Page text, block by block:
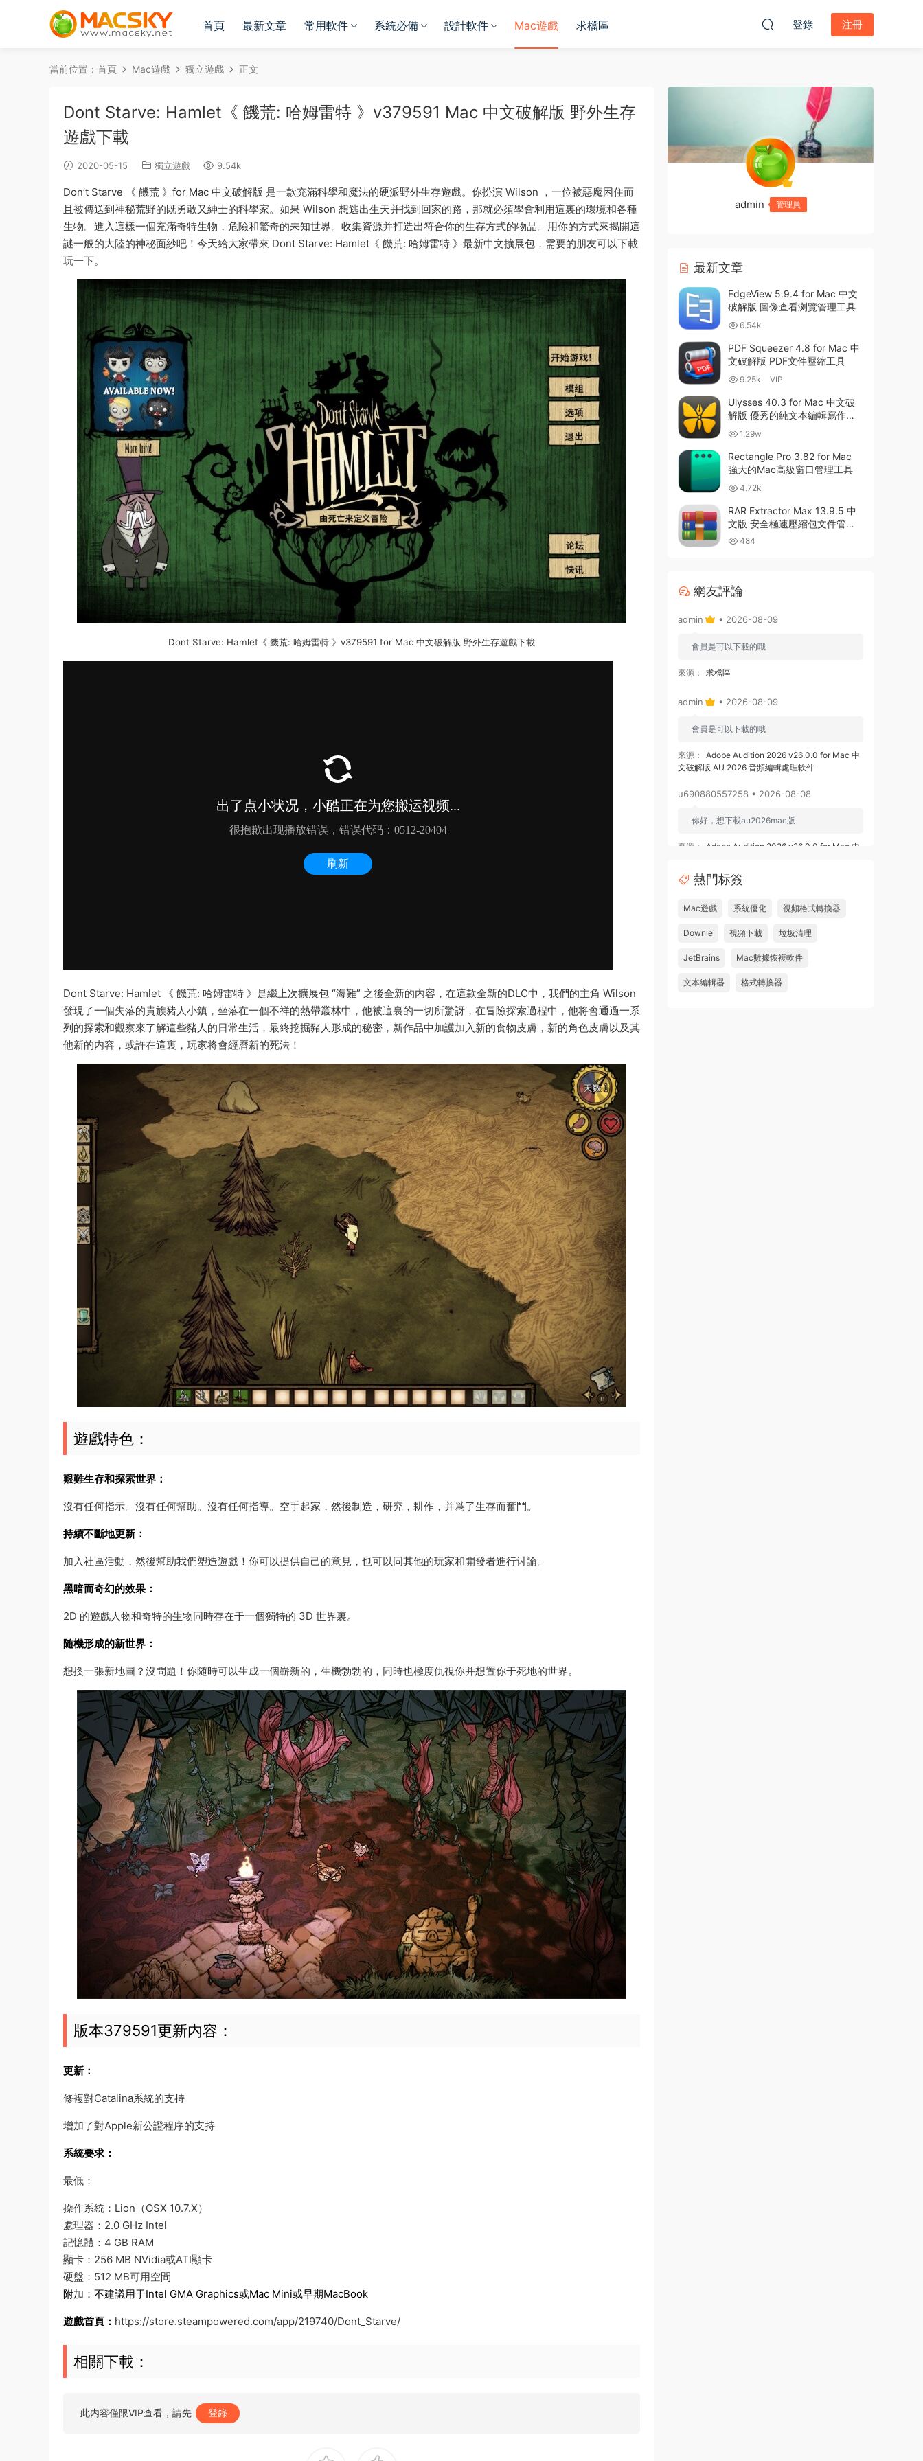
首頁 最新文章 常用軟件 系統必備 設計軟件 Mac遊戲 求檔區 登錄 注冊
當前位置： 首頁 Mac遊戲 獨立遊戲 正文
Dont Starve: Hamlet《 饑荒: 哈姆雷特 》v379591 Mac 中文破解版 野外生存
遊戲下載
2020-05-15 獨立遊戲 9.54k
Don’t Starve 《 饑荒 》for Mac 中文破解版 是一款充滿科學和魔法的硬派野外生存遊戲。你扮演 Wilson ，一位被惡魔困住而
且被傳送到神秘荒野的既勇敢又紳士的科學家。如果 Wilson 想逃出生天并找到回家的路，那就必須學會利用這裏的環境和各種
生物。進入這樣一個充滿奇特生物，危險和驚奇的未知世界。收集資源并打造出符合你的生存方式的物品。用你的方式來揭開這
謎一般的大陸的神秘面紗吧！今天給大家帶來 Dont Starve: Hamlet《 饑荒: 哈姆雷特 》最新中文擴展包，需要的朋友可以下載
玩一下。
Dont Starve: Hamlet《 饑荒: 哈姆雷特 》v379591 for Mac 中文破解版 野外生存遊戲下載
Dont Starve: Hamlet 《 饑荒: 哈姆雷特 》是繼上次擴展包 “海難” 之後全新的内容，在這款全新的DLC中，我們的主角 Wilson
發現了一個失落的貴族豬人小鎮，坐落在一個不祥的熱帶叢林中，他被這裏的一切所驚訝，在冒險探索過程中，他将會通過一系
列的探索和觀察來了解這些豬人的日常生活，最終挖掘豬人形成的秘密，新作品中加護加入新的食物皮膚，新的角色皮膚以及其
他新的内容，或許在這裏，玩家将會經曆新的死法！
遊戲特色：
艱難生存和探索世界：
沒有任何指示。沒有任何幫助。沒有任何指導。空手起家，然後制造，研究，耕作，并爲了生存而奮鬥。
持續不斷地更新：
加入社區活動，然後幫助我們塑造遊戲！你可以提供自己的意見，也可以同其他的玩家和開發者進行讨論。
黑暗而奇幻的效果：
2D 的遊戲人物和奇特的生物同時存在于一個獨特的 3D 世界裏。
随機形成的新世界：
想換一張新地圖？沒問題！你随時可以生成一個嶄新的，生機勃勃的，同時也極度仇視你并想置你于死地的世界。
版本379591更新内容：
更新：
修複對Catalina系統的支持
增加了對Apple新公證程序的支持
系統要求：
最低：
操作系統：Lion（OSX 10.7.X）
處理器：2.0 GHz Intel
記憶體：4 GB RAM
顯卡：256 MB NVidia或ATI顯卡
硬盤：512 MB可用空間
附加：不建議用于Intel GMA Graphics或Mac Mini或早期MacBook
遊戲首頁： https://store.steampowered.com/app/219740/Dont_Starve/
相關下載：
此内容僅限VIP查看，請先 登錄
admin 管理員
最新文章
EdgeView 5.9.4 for Mac 中文
破解版 圖像查看浏覽管理工具
6.54k
PDF Squeezer 4.8 for Mac 中
文破解版 PDF文件壓縮工具
9.25k VIP
Ulysses 40.3 for Mac 中文破
解版 優秀的純文本編輯寫作軟
件 1.29w
Rectangle Pro 3.82 for Mac
強大的Mac高級窗口管理工具
4.72k
RAR Extractor Max 13.9.5 中
文版 安全極速壓縮包文件管理
器 484
網友評論
admin • 2026-08-09
會員是可以下載的哦
來源： 求檔區
admin • 2026-08-09
會員是可以下載的哦
來源：
Adobe Audition 2026 v26.0.0 for Mac 中
文破解版 AU 2026 音頻編輯處理軟件
u690880557258 • 2026-08-08
你好，想下載au2026mac版
來源：
Adobe Audition 2026 v26.0.0 for Mac 中
u878525109508 • 2026-08-08
求 ishot pro 2.6.8破解版
來源： 求檔區
熱門标簽
Mac遊戲 系統優化 視頻格式轉換器
Downie 視頻下載 垃圾清理
JetBrains Mac數據恢複軟件
文本編輯器 格式轉換器